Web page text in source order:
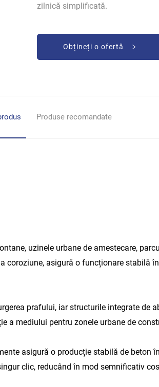
zilnică simplificată.
Obțineți o ofertă
Produse recomandate
uzinele urbane de amestecare,
asigură o funcționare stabilă
prafului, iar structurile integrate de
a mediului pentru zonele urbane de
asigură o producție stabilă de beton
clic, reducând în mod semnificativ